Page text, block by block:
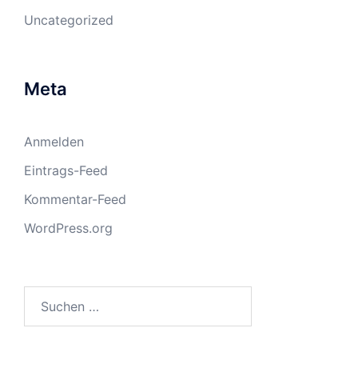
Uncategorized
Meta
Anmelden
Eintrags-Feed
Kommentar-Feed
WordPress.org